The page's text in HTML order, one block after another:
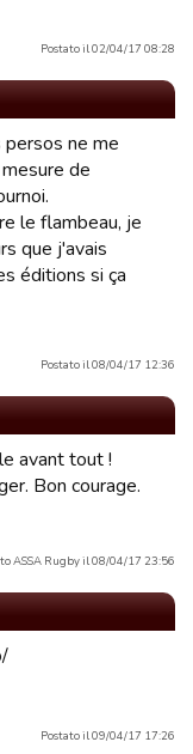
Postato il 02/04/17 08:28
ne me
de
le flambeau, je
que j'avais
éditions si ça
Postato il 08/04/17 12:36
avant tout !
Bon courage.
ASSA Rugby il 08/04/17 23:56
Postato il 09/04/17 17:26